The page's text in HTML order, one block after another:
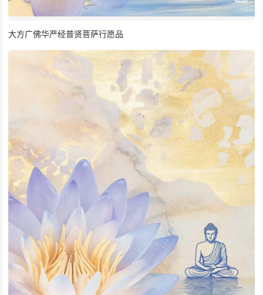
大方广佛华严经普贤菩萨行愿品